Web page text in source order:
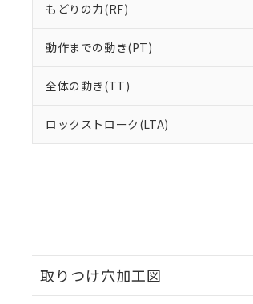
もどりの力(RF)
動作までの動き(PT)
全体の動き(TT)
ロックストローク(LTA)
取りつけ穴加工図